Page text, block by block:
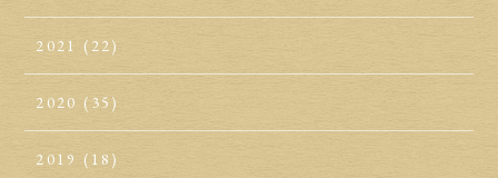
2021 (22)
2020 (35)
2019 (18)